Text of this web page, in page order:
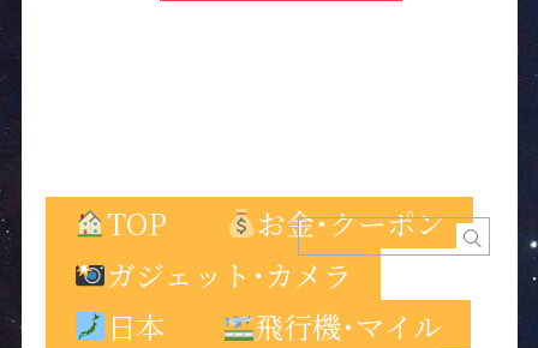
TOP
お金･クーポン
ガジェット･カメラ
日本
飛行機･マイル